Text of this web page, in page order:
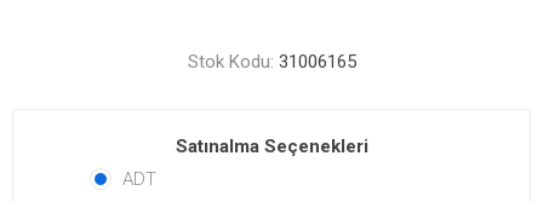
Stok Kodu: 31006165
Satınalma Seçenekleri
ADT